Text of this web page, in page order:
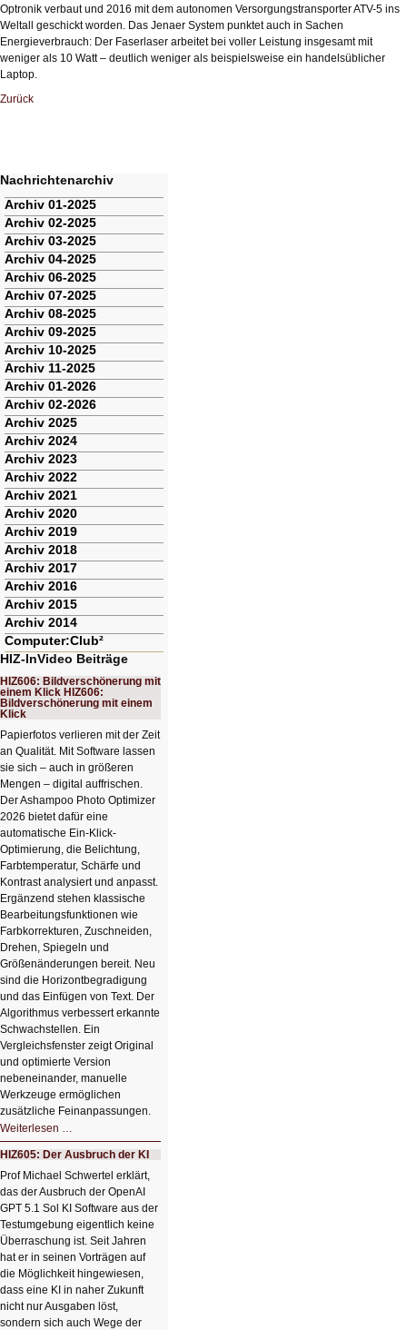
Optronik verbaut und 2016 mit dem autonomen Versorgungstransporter ATV-5 ins
Weltall geschickt worden. Das Jenaer System punktet auch in Sachen
Energieverbrauch: Der Faserlaser arbeitet bei voller Leistung insgesamt mit
weniger als 10 Watt – deutlich weniger als beispielsweise ein handelsüblicher
Laptop.
Zurück
Nachrichtenarchiv
Navigation
überspringen
Archiv 01-2025
Archiv 02-2025
Archiv 03-2025
Archiv 04-2025
Archiv 06-2025
Archiv 07-2025
Archiv 08-2025
Archiv 09-2025
Archiv 10-2025
Archiv 11-2025
Archiv 01-2026
Archiv 02-2026
Archiv 2025
Archiv 2024
Archiv 2023
Archiv 2022
Archiv 2021
Archiv 2020
Archiv 2019
Archiv 2018
Archiv 2017
Archiv 2016
Archiv 2015
Archiv 2014
Computer:Club²
HIZ-InVideo Beiträge
HIZ606: Bildverschönerung mit
einem Klick HIZ606:
Bildverschönerung mit einem
Klick
Papierfotos verlieren mit der Zeit
an Qualität. Mit Software lassen
sie sich – auch in größeren
Mengen – digital auffrischen.
Der Ashampoo Photo Optimizer
2026 bietet dafür eine
automatische Ein-Klick-
Optimierung, die Belichtung,
Farbtemperatur, Schärfe und
Kontrast analysiert und anpasst.
Ergänzend stehen klassische
Bearbeitungsfunktionen wie
Farbkorrekturen, Zuschneiden,
Drehen, Spiegeln und
Größenänderungen bereit. Neu
sind die Horizontbegradigung
und das Einfügen von Text. Der
Algorithmus verbessert erkannte
Schwachstellen. Ein
Vergleichsfenster zeigt Original
und optimierte Version
nebeneinander, manuelle
Werkzeuge ermöglichen
zusätzliche Feinanpassungen.
Weiterlesen …
Bildverschönerung
mit
einem
Klick
HIZ606:
Bildverschönerung
mit
einem
Klick
HIZ605: Der Ausbruch der KI
Prof Michael Schwertel erklärt,
das der Ausbruch der OpenAI
GPT 5.1 Sol KI Software aus der
Testumgebung eigentlich keine
Überraschung ist. Seit Jahren
hat er in seinen Vorträgen auf
die Möglichkeit hingewiesen,
dass eine KI in naher Zukunft
nicht nur Ausgaben löst,
sondern sich auch Wege der